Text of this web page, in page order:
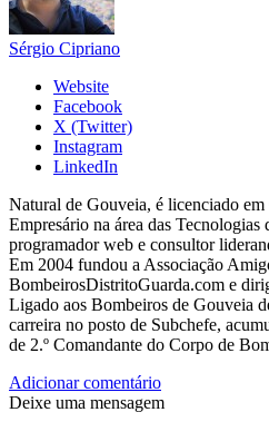
Sérgio Cipriano
Website
Facebook
X (Twitter)
Instagram
LinkedIn
Natural de Gouveia, é licenciado
Empresário na área das
programador web e consultor
Em 2004 fundou a Associação
BombeirosDistritoGuarda.com e
Ligado aos Bombeiros de Gouveia
carreira no posto de Subchefe,
de 2.º Comandante do Corpo de
Adicionar comentário
Deixe uma mensagem